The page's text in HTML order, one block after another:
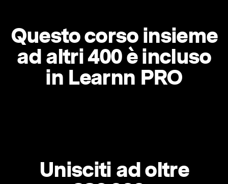
Questo corso insieme
ad altri 400 è incluso
in Learnn PRO
Unisciti ad oltre